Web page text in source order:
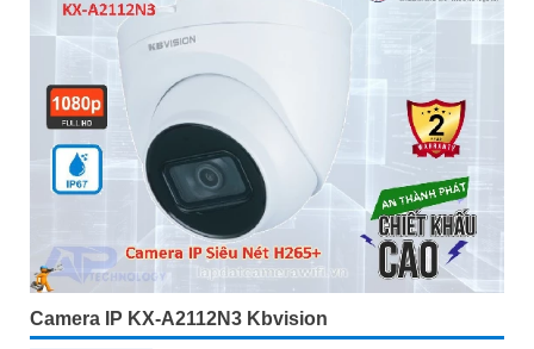
Camera IP KX-A2112N3 Kbvision